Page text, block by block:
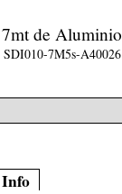
de Aluminio
SDI010-7M5s-A40026